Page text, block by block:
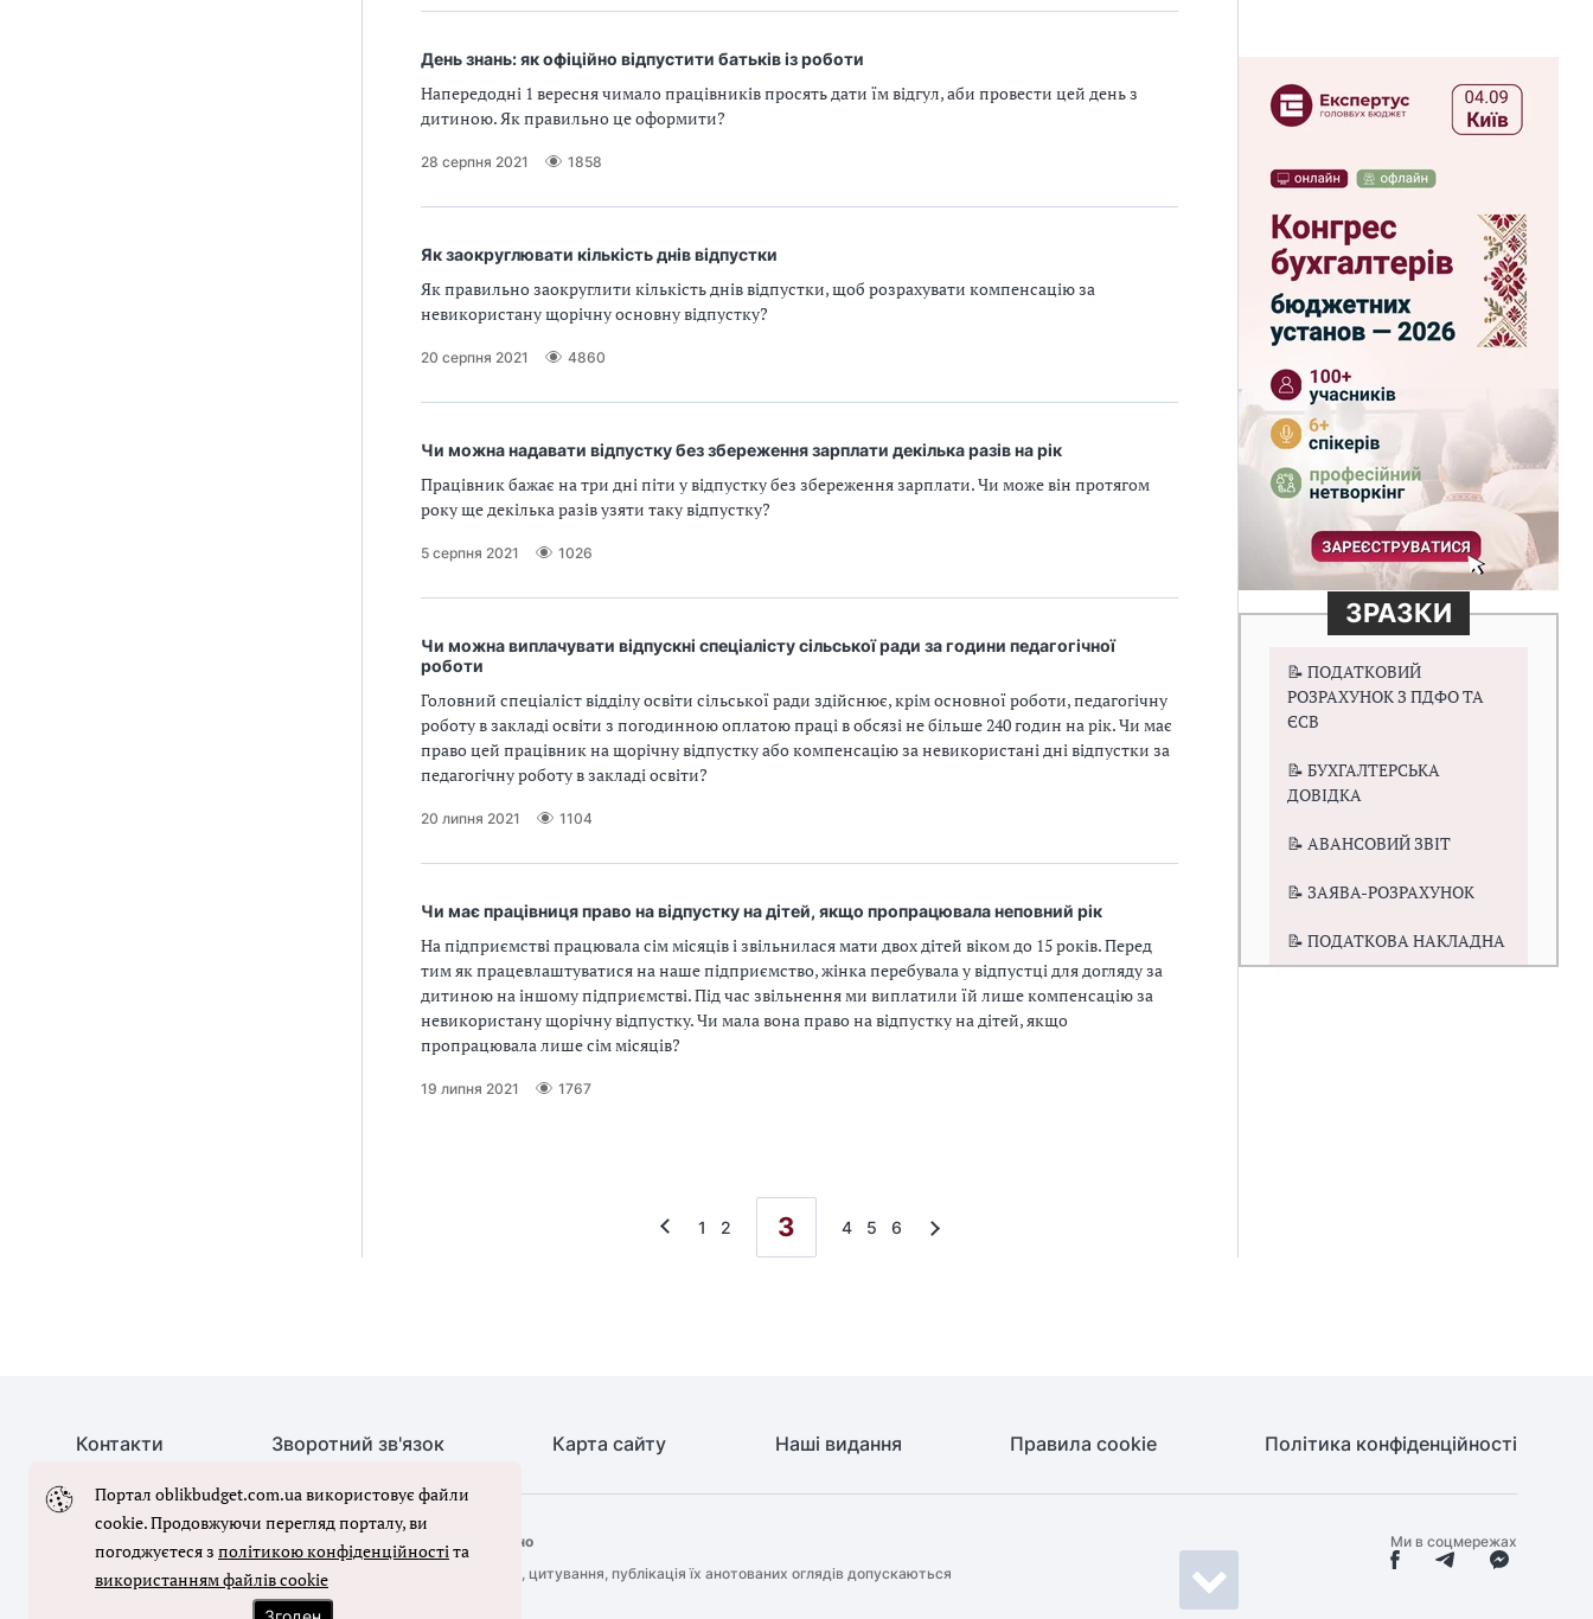
День знань: як офіційно відпустити батьків із роботи
Напередодні 1 вересня чимало працівників просять дати їм відгул, аби провести цей день з
дитиною. Як правильно це оформити?
28 серпня 2021 1858
Як заокруглювати кількість днів відпустки
Як правильно заокруглити кількість днів відпустки, щоб розрахувати компенсацію за
невикористану щорічну основну відпустку?
20 серпня 2021 4860
Чи можна надавати відпустку без збереження зарплати декілька разів на рік
Працівник бажає на три дні піти у відпустку без збереження зарплати. Чи може він протягом
року ще декілька разів узяти таку відпустку?
5 серпня 2021 1026
Чи можна виплачувати відпускні спеціалісту сільської ради за години педагогічної
роботи
Головний спеціаліст відділу освіти сільської ради здійснює, крім основної роботи, педагогічну
роботу в закладі освіти з погодинною оплатою праці в обсязі не більше 240 годин на рік. Чи має
право цей працівник на щорічну відпустку або компенсацію за невикористані дні відпустки за
педагогічну роботу в закладі освіти?
20 липня 2021 1104
Чи має працівниця право на відпустку на дітей, якщо пропрацювала неповний рік
На підприємстві працювала сім місяців і звільнилася мати двох дітей віком до 15 років. Перед
тим як працевлаштуватися на наше підприємство, жінка перебувала у відпустці для догляду за
дитиною на іншому підприємстві. Під час звільнення ми виплатили їй лише компенсацію за
невикористану щорічну відпустку. Чи мала вона право на відпустку на дітей, якщо
пропрацювала лише сім місяців?
19 липня 2021 1767
1 2 3 4 5 6
ЗРАЗКИ
📝 ПОДАТКОВИЙ
РОЗРАХУНОК З ПДФО ТА
ЄСВ
📝 БУХГАЛТЕРСЬКА
ДОВІДКА
📝 АВАНСОВИЙ ЗВІТ
📝 ЗАЯВА-РОЗРАХУНОК
📝 ПОДАТКОВА НАКЛАДНА
Контакти Зворотний зв'язок Карта сайту Наші видання Правила cookie Політика конфіденційності
© Бухгалтерія для бюджету та ОМС, 2026. Усі права захищено
Повне або часткове копіювання будь-яких матеріалів порталу, цитування, публікація їх анотованих оглядів допускаються
лише з письмового дозволу редакції порталу
Ми в соцмережах
Портал oblikbudget.com.ua використовує файли
cookie. Продовжуючи перегляд порталу, ви
погоджуєтеся з політикою конфіденційностіта
використанням файлів cookie